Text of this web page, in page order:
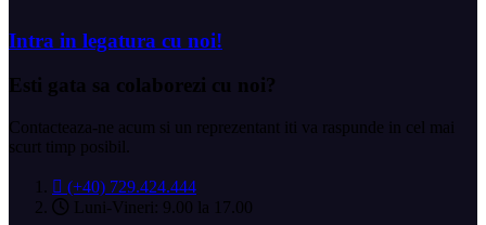
Intra in legatura cu noi!
Esti gata sa colaborezi cu noi?
Contacteaza-ne acum si un reprezentant iti va raspunde in cel mai
scurt timp posibil.
(+40) 729.424.444
Luni-Vineri: 9.00 la 17.00